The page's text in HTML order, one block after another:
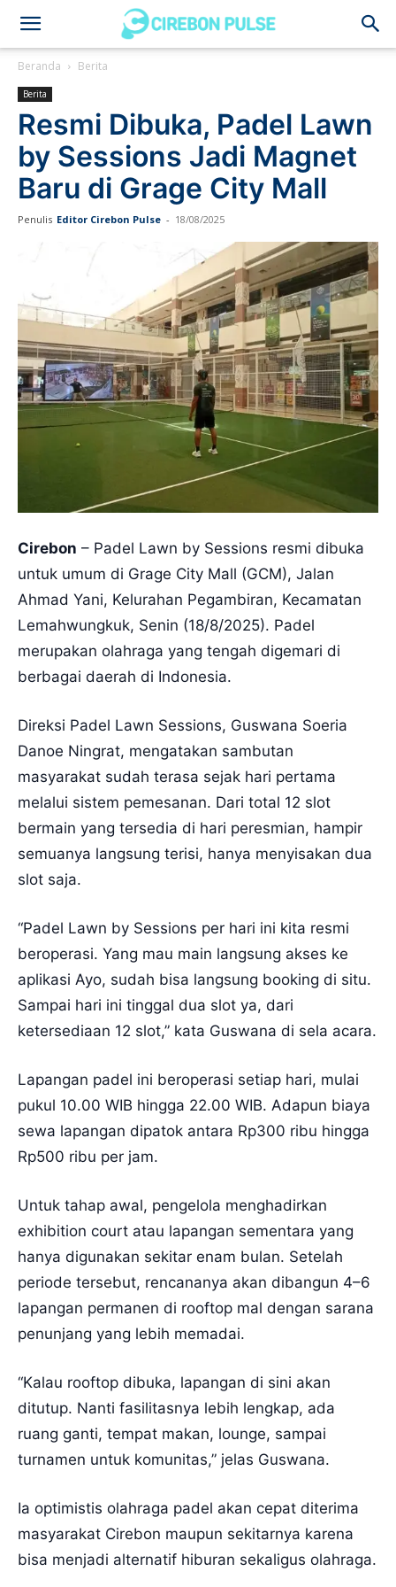
Cirebon
Pulse
Beranda Berita
Berita
Resmi Dibuka, Padel Lawn
by Sessions Jadi Magnet
Baru di Grage City Mall
Penulis Editor Cirebon Pulse - 18/08/2025
Cirebon – Padel Lawn by Sessions resmi dibuka
untuk umum di Grage City Mall (GCM), Jalan
Ahmad Yani, Kelurahan Pegambiran, Kecamatan
Lemahwungkuk, Senin (18/8/2025). Padel
merupakan olahraga yang tengah digemari di
berbagai daerah di Indonesia.
Direksi Padel Lawn Sessions, Guswana Soeria
Danoe Ningrat, mengatakan sambutan
masyarakat sudah terasa sejak hari pertama
melalui sistem pemesanan. Dari total 12 slot
bermain yang tersedia di hari peresmian, hampir
semuanya langsung terisi, hanya menyisakan dua
slot saja.
“Padel Lawn by Sessions per hari ini kita resmi
beroperasi. Yang mau main langsung akses ke
aplikasi Ayo, sudah bisa langsung booking di situ.
Sampai hari ini tinggal dua slot ya, dari
ketersediaan 12 slot,” kata Guswana di sela acara.
Lapangan padel ini beroperasi setiap hari, mulai
pukul 10.00 WIB hingga 22.00 WIB. Adapun biaya
sewa lapangan dipatok antara Rp300 ribu hingga
Rp500 ribu per jam.
Untuk tahap awal, pengelola menghadirkan
exhibition court atau lapangan sementara yang
hanya digunakan sekitar enam bulan. Setelah
periode tersebut, rencananya akan dibangun 4–6
lapangan permanen di rooftop mal dengan sarana
penunjang yang lebih memadai.
“Kalau rooftop dibuka, lapangan di sini akan
ditutup. Nanti fasilitasnya lebih lengkap, ada
ruang ganti, tempat makan, lounge, sampai
turnamen untuk komunitas,” jelas Guswana.
Ia optimistis olahraga padel akan cepat diterima
masyarakat Cirebon maupun sekitarnya karena
bisa menjadi alternatif hiburan sekaligus olahraga.